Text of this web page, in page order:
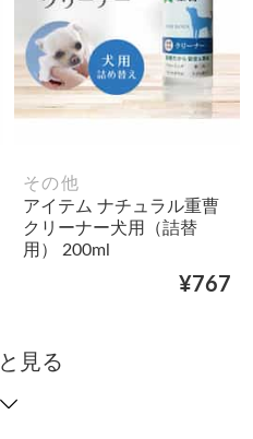
その他
アイテム ナチュラル重曹
クリーナー犬用（詰替
用） 200ml
¥767
見る